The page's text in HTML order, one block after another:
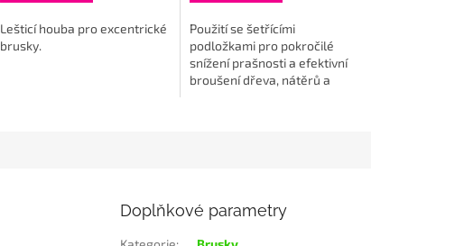
Lešticí houba pro excentrické
brusky.
Použití se šetřícími
podložkami pro pokročilé
snížení prašnosti a efektivní
broušení dřeva, nátěrů a
Doplňkové parametry